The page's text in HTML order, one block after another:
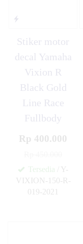
Stiker motor
decal Yamaha
Vixion R
Black Gold
Line Race
Fullbody
Rp 400.000
Tersedia / Y-
VIXION-150-R-
019-2021